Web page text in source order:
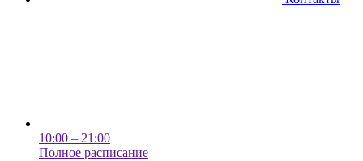
10:00 – 21:00
Полное расписание